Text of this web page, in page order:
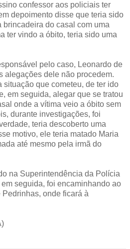
confessor aos policiais ter
depoimento disse que teria sido
brincadeira do casal com uma
ter vindo a óbito, teria sido uma
pelo caso, Leonardo de
alegações dele não procedem.
situação que cometeu, de ter ido
em seguida, alegar que se tratou
onde a vítima veio a óbito sem
durante investigações, foi
teria descoberto uma
motivo, ele teria matado Maria
até mesmo pela irmã do
na Superintendência da Polícia
seguida, foi encaminhando ao
onde ficará à